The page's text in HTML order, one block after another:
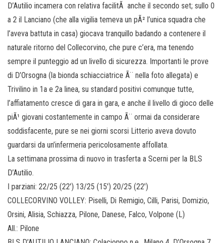
D’Autilio incamera con relativa facilitÃ anche il secondo set; sullo 0
a 2 il Lanciano (che alla vigilia temeva un pÃ² l’unica squadra che
l’aveva battuta in casa) giocava tranquillo badando a contenere il
naturale ritorno del Collecorvino, che pure c’era, ma tenendo
sempre il punteggio ad un livello di sicurezza. Importanti le prove
di D’Orsogna (la bionda schiacciatrice Ã¨ nella foto allegata) e
Trivilino in 1a e 2a linea, su standard positivi comunque tutte,
l’affiatamento cresce di gara in gara, e anche il livello di gioco delle
piÃ¹ giovani costantemente in campo Ã¨ ormai da considerare
soddisfacente, pure se nei giorni scorsi Litterio aveva dovuto
guardarsi da un’infermeria pericolosamente affollata.
La settimana prossima di nuovo in trasferta a Scerni per la BLS
D’Autilio.
I parziani: 22/25 (22′) 13/25 (15′) 20/25 (22′)
COLLECORVINO VOLLEY: Piselli, Di Remigio, Cilli, Parisi, Domizio,
Orsini, Alisia, Schiazza, Pilone, Danese, Falco, Volpone (L)
All.: Pilone